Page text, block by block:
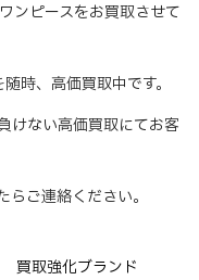
ンピースをお買取させて
時、高価買取中です。
けない高価買取にてお客
ご連絡ください。
買取強化ブランド